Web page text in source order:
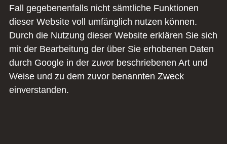
Fall gegebenenfalls nicht sämtliche Funktionen
dieser Website voll umfänglich nutzen können.
Durch die Nutzung dieser Website erklären Sie sich
mit der Bearbeitung der über Sie erhobenen Daten
durch Google in der zuvor beschriebenen Art und
Weise und zu dem zuvor benannten Zweck
einverstanden.